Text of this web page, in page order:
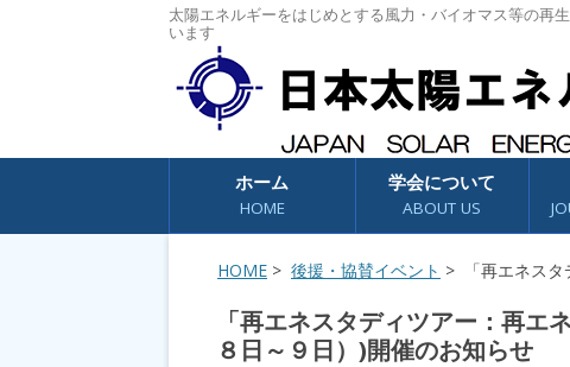
太陽エネルギーをはじめとする風力・バイオマス等の再
います
コンテンツへスキップ
ホーム
HOME
学会について
ABOUT US
HOME > 後援・協賛イベント > 「再エネスタ
「再エネスタディツアー：再
８日～９日）)開催のお知らせ